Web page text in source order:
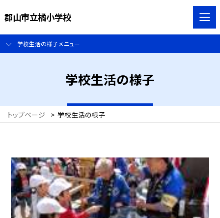
郡山市立橘小学校
学校生活の様子メニュー
学校生活の様子
トップページ > 学校生活の様子